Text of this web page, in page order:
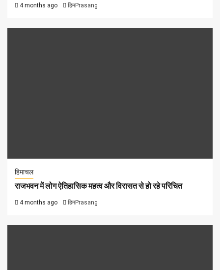
4 months ago हिमPrasang
हिमाचल
राजभवन में लोग ऐतिहासिक महत्व और विरासत से हो रहे परिचित
4 months ago हिमPrasang